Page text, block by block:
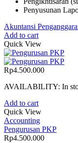
Penyusunan
Akuntansi
Add to cart
Quick View
Rp4.500.000
AVAILABILITY: In
Add to cart
Quick View
Accounting
Pengurusan PKP
Rp4.500.000